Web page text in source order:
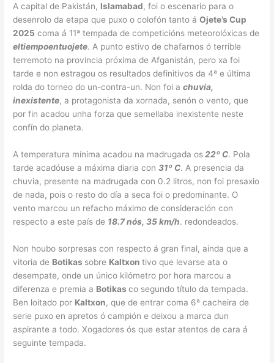
A capital de Pakistán, Islamabad, foi o escenario para o
desenrolo da etapa que puxo o colofón tanto áOjete’s Cup
2025 coma á 11ª tempada de competicións meteorolóxicas de
eltiempoentuojete. A punto estivo de chafarnos ó terrible
terremoto na provincia próxima de Afganistán, pero xa foi
tarde e non estragou os resultados definitivos da 4ª e última
rolda do torneo do un-contra-un. Non foi achuvia,
inexistente, a protagonista da xornada, senón o vento, que
por fin acadou unha forza que semellaba inexistente neste
confín do planeta.
A temperatura mínima acadou na madrugada os22º C. Pola
tarde acadóuse a máxima diaria con31º C. A presencia da
chuvia, presente na madrugada con 0.2 litros, non foi presaxio
de nada, pois o resto do día a seca foi o predominante. O
vento marcou un refacho máximo de consideración con
respecto a este país de 18.7 nós, 35 km/h. redondeados.
Non houbo sorpresas con respecto á gran final, ainda que a
vitoria de Botikas sobre Kaltxontivo que levarse ata o
desempate, onde un único kilómetro por hora marcou a
diferenza e premia a Botikasco segundo título da tempada.
Ben loitado por Kaltxon, que de entrar coma 6ª cacheira de
serie puxo en apretos ó campión e deixou a marca dun
aspirante a todo. Xogadores ós que estar atentos de cara á
seguinte tempada.